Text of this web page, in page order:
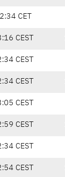
CET
CEST
CEST
CEST
CEST
CEST
CEST
CEST